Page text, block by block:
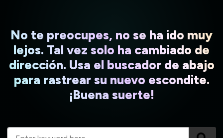
No te preocupes, no se ha ido muy
lejos. Tal vez solo ha cambiado de
dirección. Usa el buscador de abajo
para rastrear su nuevo escondite.
¡Buena suerte!